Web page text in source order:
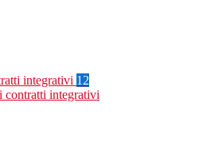
integrativi 12
contratti integrativi